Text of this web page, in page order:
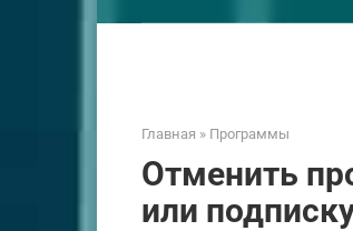
Главная » Программы
Отменить
или